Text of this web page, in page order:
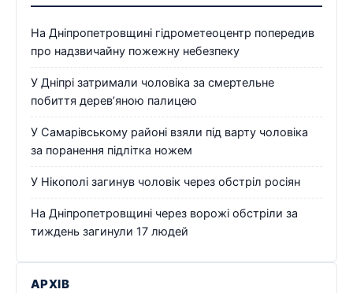
На Дніпропетровщині гідрометеоцентр попередив
про надзвичайну пожежну небезпеку
У Дніпрі затримали чоловіка за смертельне
побиття дерев’яною палицею
У Самарівському районі взяли під варту чоловіка
за поранення підлітка ножем
У Нікополі загинув чоловік через обстріл росіян
На Дніпропетровщині через ворожі обстріли за
тиждень загинули 17 людей
АРХІВ